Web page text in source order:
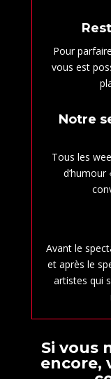
Pour
vous est
Notre
Tous les
Avant le
et après le
artistes qui
Si vous
encore,